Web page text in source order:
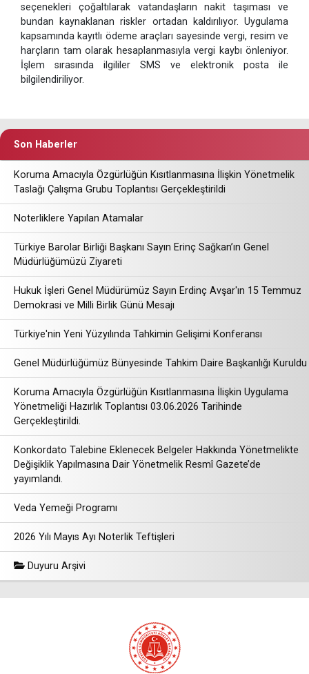
seçenekleri çoğaltılarak vatandaşların nakit taşıması ve
bundan kaynaklanan riskler ortadan kaldırılıyor. Uygulama
kapsamında kayıtlı ödeme araçları sayesinde vergi, resim ve
harçların tam olarak hesaplanmasıyla vergi kaybı önleniyor.
İşlem sırasında ilgililer SMS ve elektronik posta ile
bilgilendiriliyor.
Son Haberler
Koruma Amacıyla Özgürlüğün Kısıtlanmasına İlişkin Yönetmelik
Taslağı Çalışma Grubu Toplantısı Gerçekleştirildi
Noterliklere Yapılan Atamalar
Türkiye Barolar Birliği Başkanı Sayın Erinç Sağkan’ın Genel
Müdürlüğümüzü Ziyareti
Hukuk İşleri Genel Müdürümüz Sayın Erdinç Avşar'ın 15 Temmuz
Demokrasi ve Milli Birlik Günü Mesajı
Türkiye'nin Yeni Yüzyılında Tahkimin Gelişimi Konferansı
Genel Müdürlüğümüz Bünyesinde Tahkim Daire Başkanlığı Kuruldu
Koruma Amacıyla Özgürlüğün Kısıtlanmasına İlişkin Uygulama
Yönetmeliği Hazırlık Toplantısı 03.06.2026 Tarihinde
Gerçekleştirildi.
Konkordato Talebine Eklenecek Belgeler Hakkında Yönetmelikte
Değişiklik Yapılmasına Dair Yönetmelik Resmî Gazete’de
yayımlandı.
Veda Yemeği Programı
2026 Yılı Mayıs Ayı Noterlik Teftişleri
Duyuru Arşivi